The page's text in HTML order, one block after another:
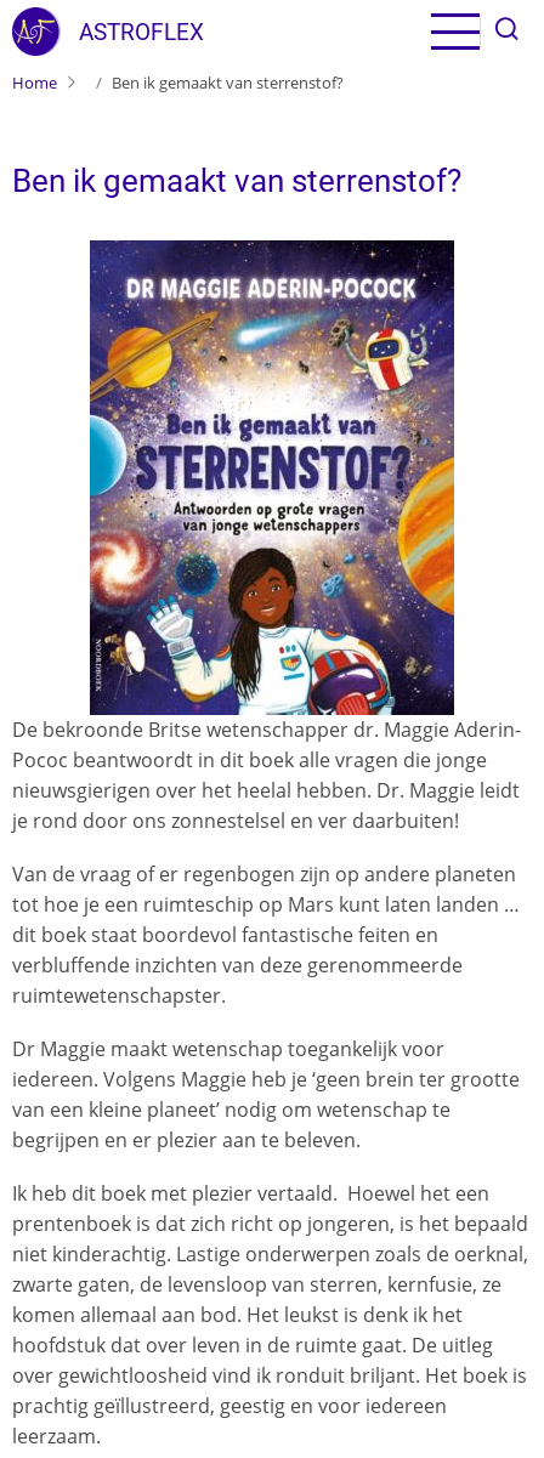
Overslaan en naar de inhoud gaan
ASTROFLEX
Home Ben ik gemaakt van sterrenstof?
Ben ik gemaakt van sterrenstof?
De bekroonde Britse wetenschapper dr. Maggie Aderin-
Pococ beantwoordt in dit boek alle vragen die jonge
nieuwsgierigen over het heelal hebben. Dr. Maggie leidt
je rond door ons zonnestelsel en ver daarbuiten!
Van de vraag of er regenbogen zijn op andere planeten
tot hoe je een ruimteschip op Mars kunt laten landen …
dit boek staat boordevol fantastische feiten en
verbluffende inzichten van deze gerenommeerde
ruimtewetenschapster.
Dr Maggie maakt wetenschap toegankelijk voor
iedereen. Volgens Maggie heb je ‘geen brein ter grootte
van een kleine planeet’ nodig om wetenschap te
begrijpen en er plezier aan te beleven.
Ik heb dit boek met plezier vertaald. Hoewel het een
prentenboek is dat zich richt op jongeren, is het bepaald
niet kinderachtig. Lastige onderwerpen zoals de oerknal,
zwarte gaten, de levensloop van sterren, kernfusie, ze
komen allemaal aan bod. Het leukst is denk ik het
hoofdstuk dat over leven in de ruimte gaat. De uitleg
over gewichtloosheid vind ik ronduit briljant. Het boek is
prachtig geïllustreerd, geestig en voor iedereen
leerzaam.